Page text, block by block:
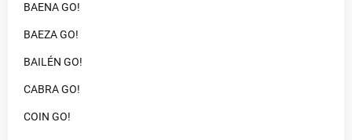
BAENA GO!
BAEZA GO!
BAILÉN GO!
CABRA GO!
COIN GO!